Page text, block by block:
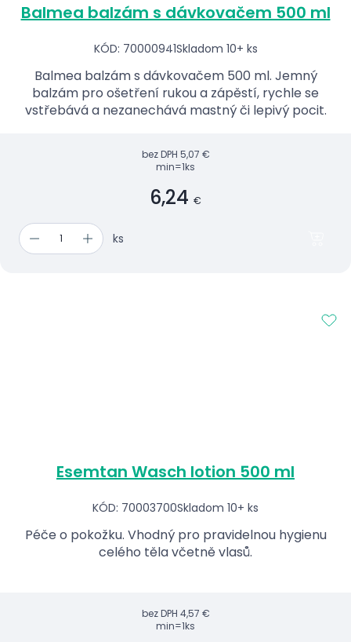
Balmea balzám s dávkovačem 500 ml
KÓD: 70000941Skladom 10+ ks
Balmea balzám s dávkovačem 500 ml. Jemný
balzám pro ošetření rukou a zápěstí, rychle se
vstřebává a nezanechává mastný či lepivý pocit.
bez DPH 5,07 €
min=1ks
6,24 €
ks
Esemtan Wasch lotion 500 ml
KÓD: 70003700Skladom 10+ ks
Péče o pokožku. Vhodný pro pravidelnou hygienu
celého těla včetně vlasů.
bez DPH 4,57 €
min=1ks